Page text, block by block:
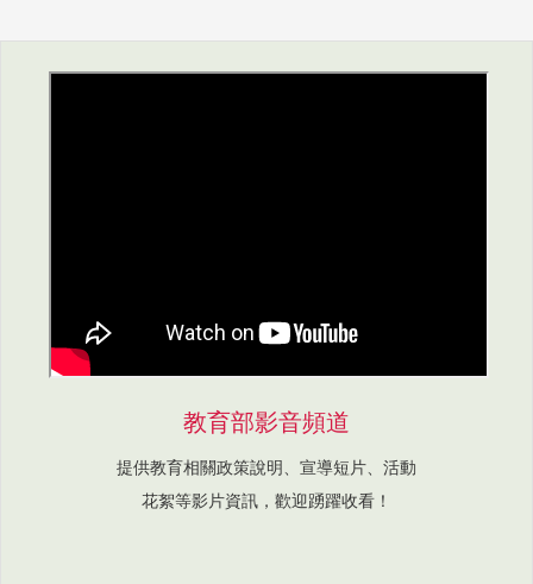
教育部影音頻道
提供教育相關政策說明、宣導短片、活動
花絮等影片資訊，歡迎踴躍收看！